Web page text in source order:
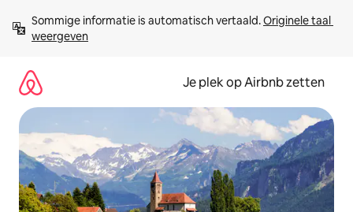
direct
naar
Sommige informatie is automatisch vertaald. Originele taal
weergeven
Je plek op Airbnb zetten